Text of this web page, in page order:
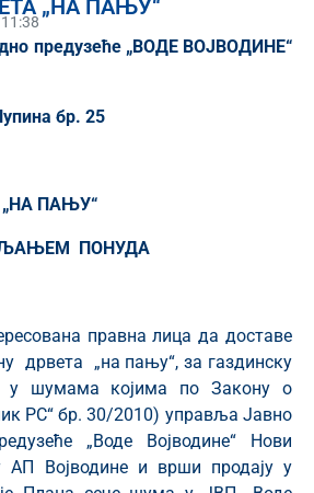
„НА ПАЊУ“
11:38
предузеће „ВОДЕ ВОЈВОДИНЕ“
бр. 25
ПАЊУ“
ПОНУДА
правна лица да доставе
дрвета „на пању“, за газдинску
у шумама којима по Закону о
РС“ бр. 30/2010) управља Јавно
„Воде Војводине“ Нови
АП Војводине и врши продају у